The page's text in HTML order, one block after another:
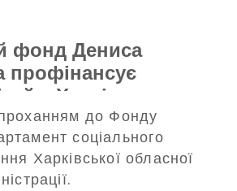
фонд Дениса
профінансує
з Харківщини на
Польщідо Фонду
соціального
Харківської обласної